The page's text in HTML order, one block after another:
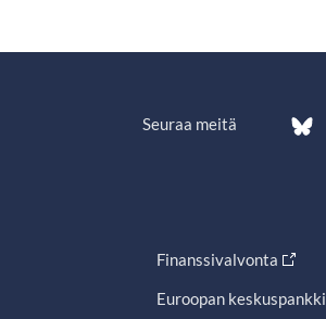
Seuraa meitä
Finanssivalvonta
Euroopan keskuspankki